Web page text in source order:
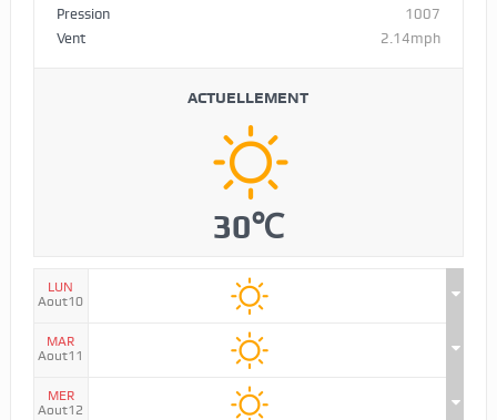
Pression
1007
Vent
2.14mph
ACTUELLEMENT
30℃
LUN
Aout10
MAR
Aout11
MER
Aout12